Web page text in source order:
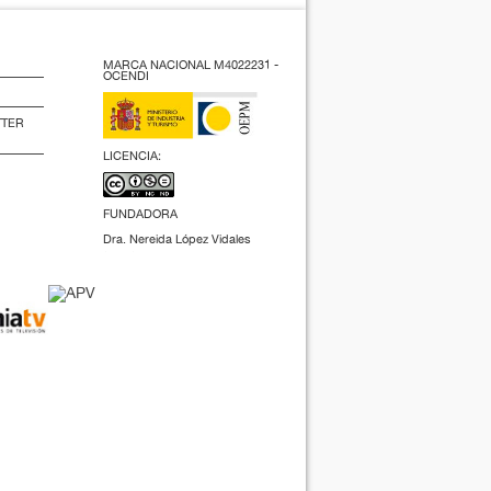
MARCA NACIONAL M4022231 -
OCENDI
LICENCIA:
FUNDADORA
Dra. Nereida López Vidales